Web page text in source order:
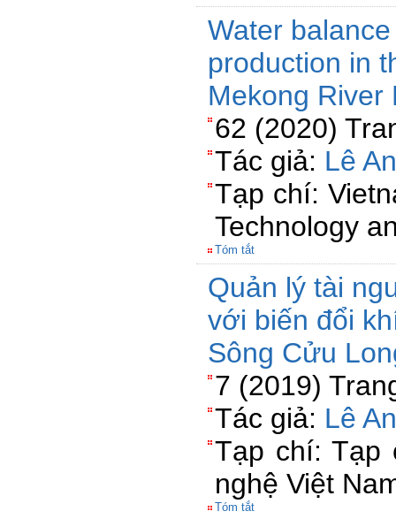
Water
production in
Mekong River
62 (2020)
Tác giả: Lê
Tạp chí:
Technology
Tóm tắt
Quản lý tài
với biến đổi
Sông Cửu
7 (2019)
Tác giả: Lê
Tạp chí: Tạp
nghệ Việt
Tóm tắt